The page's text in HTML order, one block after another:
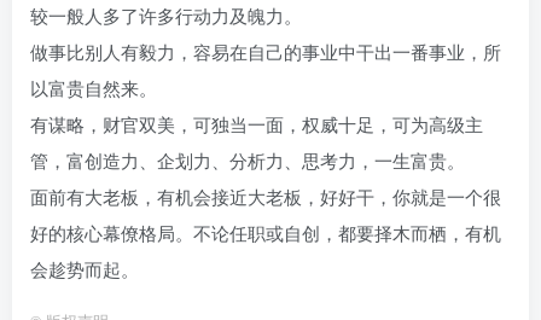
较一般人多了许多行动力及魄力。
做事比别人有毅力，容易在自己的事业中干出一番事业，所
以富贵自然来。
有谋略，财官双美，可独当一面，权威十足，可为高级主
管，富创造力、企划力、分析力、思考力，一生富贵。
面前有大老板，有机会接近大老板，好好干，你就是一个很
好的核心幕僚格局。不论任职或自创，都要择木而栖，有机
会趁势而起。